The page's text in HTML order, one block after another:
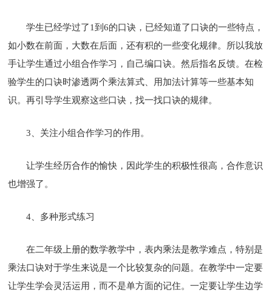
学生已经学过了1到6的口诀，已经知道了口诀的一些特点，
如小数在前面，大数在后面，还有积的一些变化规律。所以我放
手让学生通过小组合作学习，自己编口诀。然后指名反馈。在检
验学生的口诀时渗透两个乘法算式、用加法计算等一些基本知
识。再引导学生观察这些口诀，找一找口诀的规律。
3、关注小组合作学习的作用。
让学生经历合作的愉快，因此学生的积极性很高，合作意识
也增强了。
4、多种形式练习
在二年级上册的数学教学中，表内乘法是教学难点，特别是
乘法口诀对于学生来说是一个比较复杂的问题。在教学中一定要
让学生学会灵活运用，而不是单方面的记住。一定要让学生边学